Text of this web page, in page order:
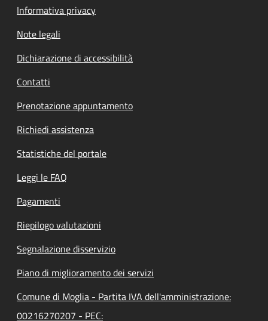
Informativa privacy
Note legali
Dichiarazione di accessibilità
Contatti
Prenotazione appuntamento
Richiedi assistenza
Statistiche del portale
Leggi le FAQ
Pagamenti
Riepilogo valutazioni
Segnalazione disservizio
Piano di miglioramento dei servizi
Comune di Moglia - Partita IVA dell'amministrazione:
00216270207 - PEC: